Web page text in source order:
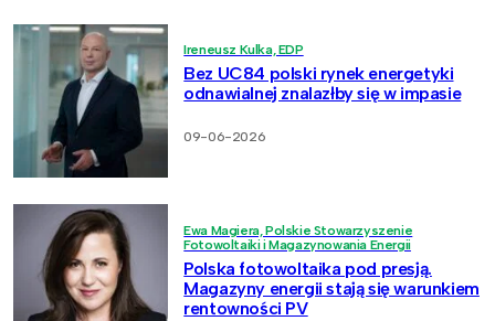
Ireneusz Kulka, EDP
Bez UC84 polski rynek energetyki
odnawialnej znalazłby się w impasie
09-06-2026
Ewa Magiera, Polskie Stowarzyszenie
Fotowoltaiki i Magazynowania Energii
Polska fotowoltaika pod presją.
Magazyny energii stają się warunkiem
rentowności PV